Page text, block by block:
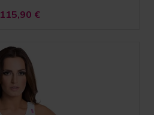
115,90 €